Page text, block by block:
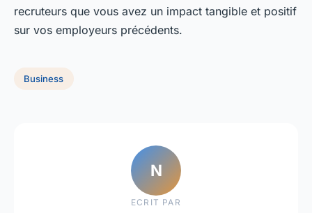
recruteurs que vous avez un impact tangible et positif
sur vos employeurs précédents.
Business
N
ECRIT PAR